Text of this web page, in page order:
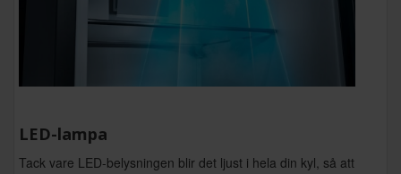
LED-lampa
Tack vare LED-belysningen blir det ljust i hela din kyl, så att